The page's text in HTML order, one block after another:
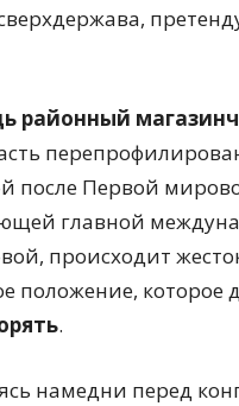
районный
после Первой
главной
происходит
положение, которое
.
намедни перед